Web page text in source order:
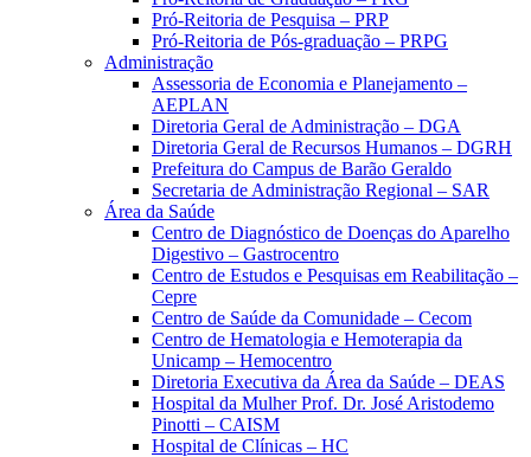
Pró-Reitoria de Pesquisa – PRP
Pró-Reitoria de Pós-graduação – PRPG
Administração
Assessoria de Economia e Planejamento –
AEPLAN
Diretoria Geral de Administração – DGA
Diretoria Geral de Recursos Humanos – DGRH
Prefeitura do Campus de Barão Geraldo
Secretaria de Administração Regional – SAR
Área da Saúde
Centro de Diagnóstico de Doenças do Aparelho
Digestivo – Gastrocentro
Centro de Estudos e Pesquisas em Reabilitação –
Cepre
Centro de Saúde da Comunidade – Cecom
Centro de Hematologia e Hemoterapia da
Unicamp – Hemocentro
Diretoria Executiva da Área da Saúde – DEAS
Hospital da Mulher Prof. Dr. José Aristodemo
Pinotti – CAISM
Hospital de Clínicas – HC